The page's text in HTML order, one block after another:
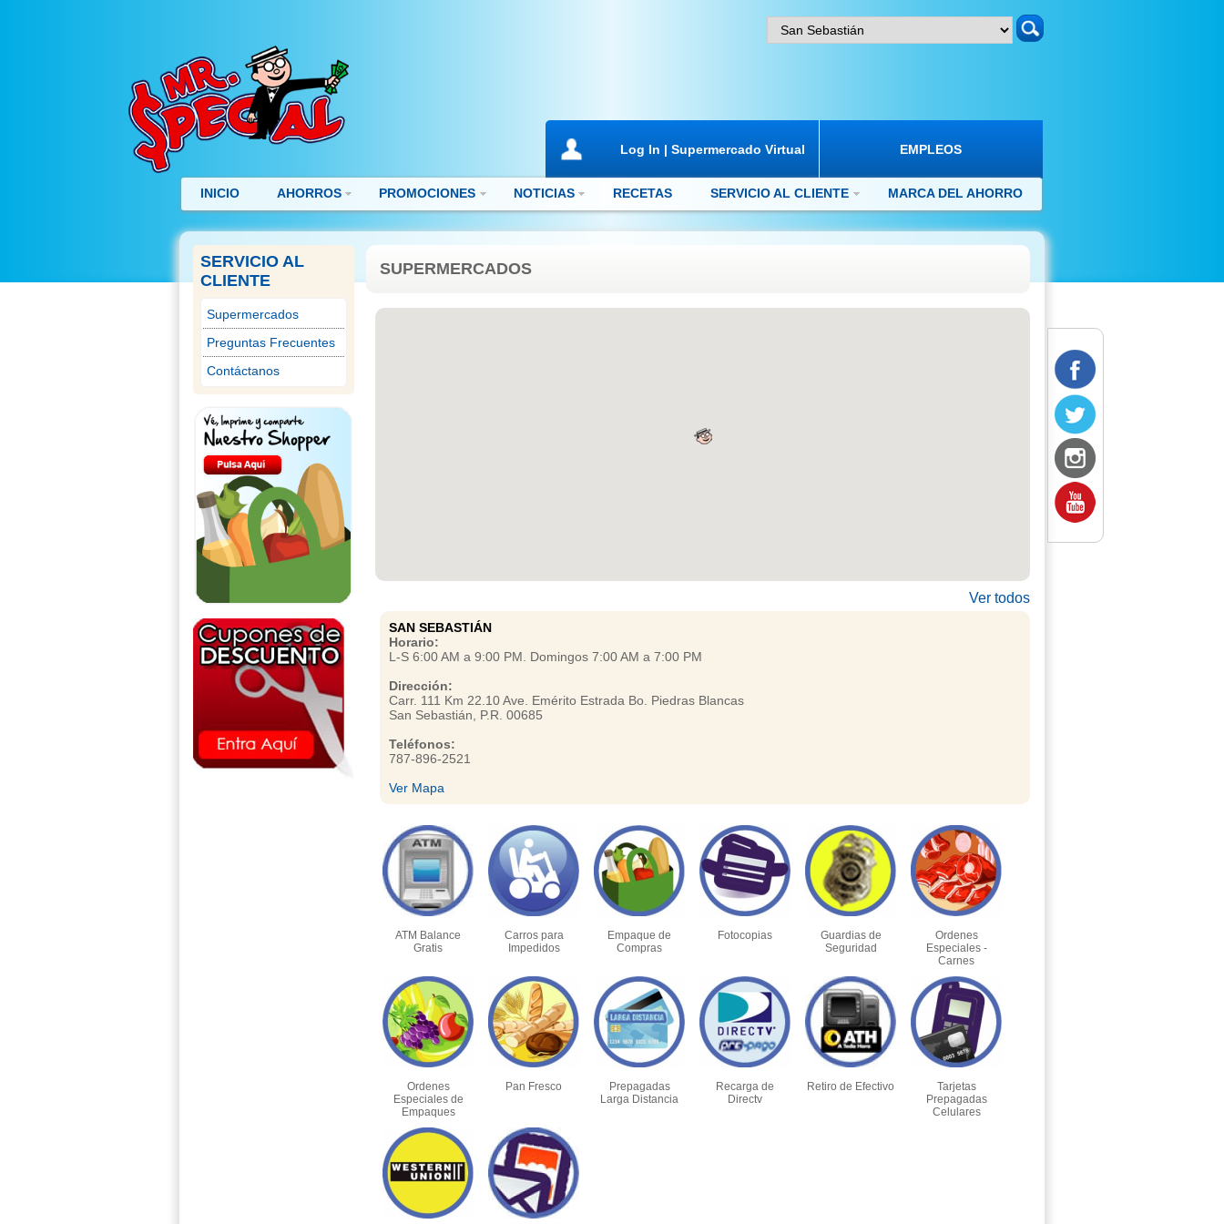
search
Log In | Supermercado Virtual EMPLEOS
INICIO AHORROS PROMOCIONES NOTICIAS RECETAS SERVICIO AL CLIENTE MARCA DEL AHORRO
SERVICIO AL
CLIENTE
Supermercados
Preguntas Frecuentes
Contáctanos
SUPERMERCADOS
Ver todos
SAN SEBASTIÁN
Horario:
L-S 6:00 AM a 9:00 PM. Domingos 7:00 AM a 7:00 PM
Dirección:
Carr. 111 Km 22.10 Ave. Emérito Estrada Bo. Piedras Blancas
San Sebastián, P.R. 00685
Teléfonos:
787-896-2521
Ver Mapa
ATM Balance
Gratis
Carros para
Impedidos
Empaque de
Compras
Fotocopias
Guardias de
Seguridad
Ordenes
Especiales -
Carnes
Ordenes
Especiales de
Empaques
Pan Fresco
Prepagadas
Larga Distancia
Recarga de
Directv
Retiro de Efectivo
Tarjetas
Prepagadas
Celulares